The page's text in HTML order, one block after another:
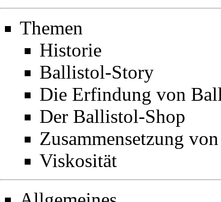
Themen
Historie
Ballistol-Story
Die Erfindung von
Der Ballistol-Shop
Zusammensetzung
Viskosität